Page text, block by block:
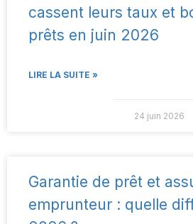
cassent leurs taux et
prêts en juin 2026
LIRE LA SUITE »
24 juin 2026
Garantie de prêt et
emprunteur : quelle